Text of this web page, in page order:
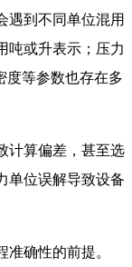
遇到不同单位混用
吨或升表示；压力
度等参数也存在多
计算偏差，甚至选
单位误解导致设备
确性的前提。